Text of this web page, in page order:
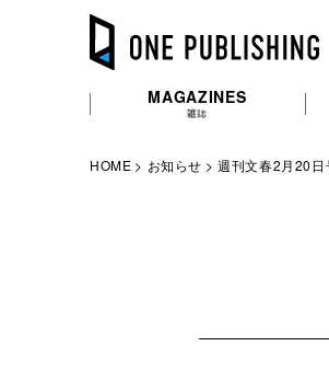
MAGAZINES
雑誌
HOME お知らせ 週刊文春2月20日